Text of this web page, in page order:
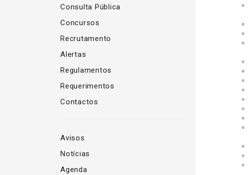
Consulta Pública
Concursos
Recrutamento
Alertas
Regulamentos
Requerimentos
Contactos
Avisos
Notícias
Agenda